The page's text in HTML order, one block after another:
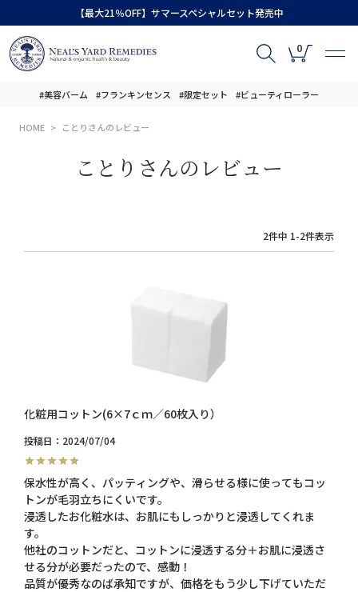
【最大21％OFF】サマースペシャルセット発売中
0
#美容バーム #フランキンセンス #限定セット #ビューティローラー
HOME ことりさんのレビュー
ことりさんのレビュー
2件中 1-2件表示
化粧用コットン(6×7ｃｍ／60枚入り）
投稿日 2024/07/04
保水性が高く、パッティングや、滑らせる様に使ってもコッ
トンが毛羽立ちにくいです。
浸透したお化粧水は、お肌にもしっかりと浸透してくれま
す。
他社のコットンだと、コットンに浸透する分＋お肌に浸透さ
せる分が必要だったので、感動！
品質が優秀なのば承知ですが、価格をもう少し下げていただ